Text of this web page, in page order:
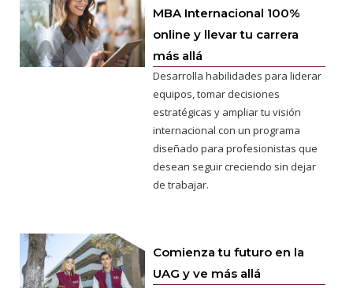
MBA Internacional 100%
online y llevar tu carrera
más allá
Desarrolla habilidades para liderar
equipos, tomar decisiones
estratégicas y ampliar tu visión
internacional con un programa
diseñado para profesionistas que
desean seguir creciendo sin dejar
de trabajar.
Comienza tu futuro en la
UAG y ve más allá